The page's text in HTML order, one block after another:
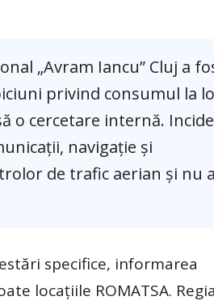
„Avram Iancu” Cluj a
privind consumul la
o cercetare internă.
navigație și
de trafic aerian și nu
specifice, informarea
locațiile ROMATSA. Regia